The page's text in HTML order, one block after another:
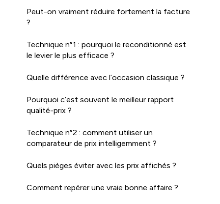
Peut-on vraiment réduire fortement la facture
?
Technique n°1 : pourquoi le reconditionné est
le levier le plus efficace ?
Quelle différence avec l’occasion classique ?
Pourquoi c’est souvent le meilleur rapport
qualité-prix ?
Technique n°2 : comment utiliser un
comparateur de prix intelligemment ?
Quels pièges éviter avec les prix affichés ?
Comment repérer une vraie bonne affaire ?